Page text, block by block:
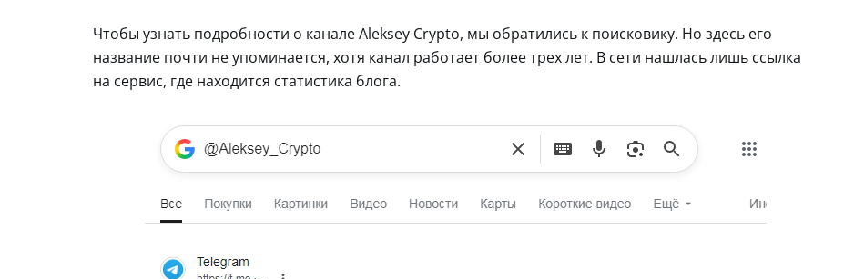
Чтобы узнать подробности о канале Aleksey Crypto, мы обратились к поисковику. Но здесь его
название почти не упоминается, хотя канал работает более трех лет. В сети нашлась лишь ссылка
на сервис, где находится статистика блога.